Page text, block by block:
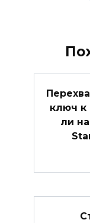
ключ к
ли